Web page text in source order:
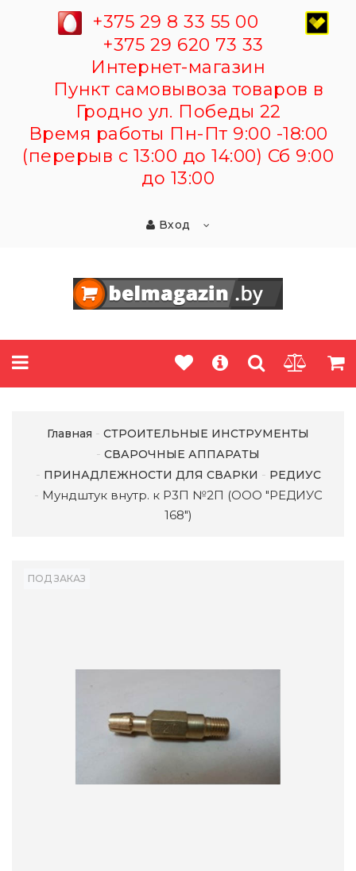
+375 29 8 33 55 00
+375 29 620 73 33
Интернет-магазин
Пункт самовывоза товаров в
Гродно ул. Победы 22
Время работы Пн-Пт 9:00 -18:00
(перерыв с 13:00 до 14:00) Сб 9:00
до 13:00
Вход
Главная
СТРОИТЕЛЬНЫЕ ИНСТРУМЕНТЫ
СВАРОЧНЫЕ АППАРАТЫ
ПРИНАДЛЕЖНОСТИ ДЛЯ СВАРКИ
РЕДИУС
Мундштук внутр. к Р3П №2П (ООО "РЕДИУС
168")
ПОД ЗАКАЗ